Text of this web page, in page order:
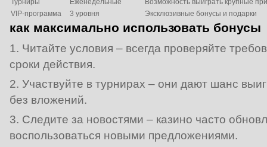
Турниры Еженедельные
Возможность выиграть крупные
VIP‑программа
3 уровня Эксклюзивные бонусы и подарки
как максимально использовать бонусы
Читайте условия – всегда проверяйте
сроки действия.
Участвуйте в турнирах – они дают шанс
без вложений.
Следите за новостями – казино часто
воспользоваться новыми предложениями.